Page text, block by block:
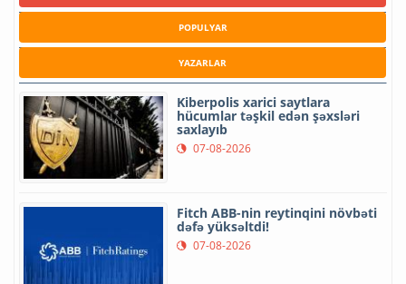
POPULYAR
YAZARLAR
Kiberpolis xarici saytlara
hücumlar təşkil edən şəxsləri
saxlayıb
07-08-2026
Fitch ABB-nin reytinqini növbəti
dəfə yüksəltdi!
07-08-2026